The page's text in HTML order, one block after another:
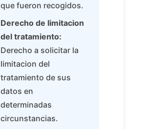
que fueron recogidos.
Derecho de limitacion
del tratamiento:
Derecho a solicitar la
limitacion del
tratamiento de sus
datos en
determinadas
circunstancias.